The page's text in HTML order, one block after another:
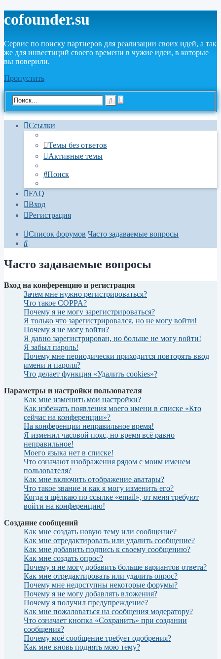
cofounder.su
Сервис по поиску партнеров для реализации своих идей, а так
же для инвестиций своего времени в чужие идеи, в которые
вы поверили.
Пропустить
Расширенный
Ссылки
Темы без ответов
Активные темы
Поиск
FAQ
Вход
Регистрация
Список форумов Часто задаваемые вопросы
Поиск
Часто задаваемые вопросы
Вход на конференцию и регистрация
Зачем мне нужно регистрироваться?
Что такое COPPA?
Почему я не могу зарегистрироваться?
Я только что зарегистрировался, но не могу войти!
Почему я не могу войти?
Я давно зарегистрирован, но больше не могу войти!
Я забыл пароль!
Почему мне периодически приходится повторять ввод
имени и пароля?
Что делает функция «Удалить cookies»?
Параметры и настройки пользователя
Как мне изменить мои настройки?
Как избежать появления моего имени в списке «Кто
сейчас на конференции»?
На конференции неправильное время!
Я изменил часовой пояс, но время всё равно
неправильное!
Моего языка нет в списке!
Что означают изображения рядом с моим именем
пользователя?
Как мне включить отображение аватары?
Что такое звание и как я могу изменить его?
Когда я щёлкаю по ссылке «email», от меня требуют
войти на конференцию!
Создание сообщений
Как мне создать новую тему или сообщение?
Как мне отредактировать или удалить сообщение?
Как мне добавить подпись к своему сообщению?
Как мне создать опрос?
Почему я не могу добавить больше вариантов ответа?
Как мне отредактировать или удалить опрос?
Почему мне недоступны некоторые форумы?
Почему я не могу добавлять вложения?
Почему я получил предупреждение?
Как мне пожаловаться на сообщения модератору?
Что означает кнопка «Сохранить» при создании
сообщения?
Почему моё сообщение требует одобрения?
Как мне вновь поднять мою тему?